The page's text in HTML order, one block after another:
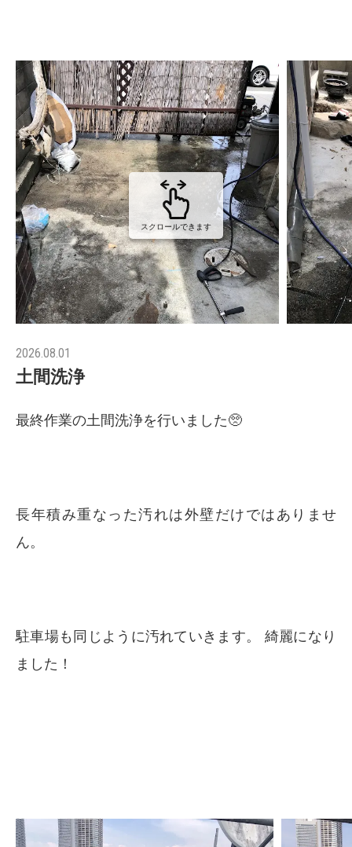
スクロールできます
2026.08.01
土間洗浄
最終作業の土間洗浄を行いました🥺
長年積み重なった汚れは外壁だけではありませ
ん。
駐車場も同じように汚れていきます。 綺麗になり
ました！